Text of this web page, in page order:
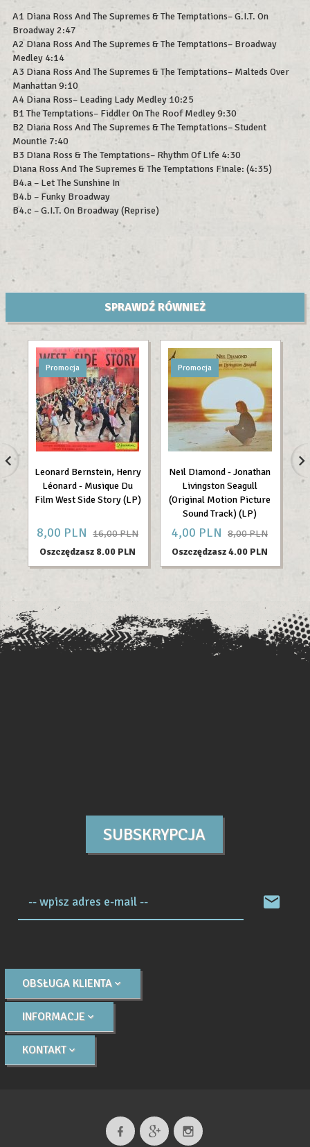
A1 Diana Ross And The Supremes & The Temptations– G.I.T. On
Broadway 2:47
A2 Diana Ross And The Supremes & The Temptations– Broadway
Medley 4:14
A3 Diana Ross And The Supremes & The Temptations– Malteds Over
Manhattan 9:10
A4 Diana Ross– Leading Lady Medley 10:25
B1 The Temptations– Fiddler On The Roof Medley 9:30
B2 Diana Ross And The Supremes & The Temptations– Student
Mountie 7:40
B3 Diana Ross & The Temptations– Rhythm Of Life 4:30
Diana Ross And The Supremes & The Temptations Finale: (4:35)
B4.a – Let The Sunshine In
B4.b – Funky Broadway
B4.c – G.I.T. On Broadway (Reprise)
SPRAWDŹ RÓWNIEŻ
Promocja
Leonard Bernstein, Henry
Léonard - Musique Du
Film West Side Story (LP)
8,00 PLN 16,00 PLN
Oszczędzasz 8.00 PLN
Promocja
Neil Diamond - Jonathan
Livingston Seagull
(Original Motion Picture
Sound Track) (LP)
4,00 PLN 8,00 PLN
Oszczędzasz 4.00 PLN
SUBSKRYPCJA
-- wpisz adres e-mail --
OBSŁUGA KLIENTA
INFORMACJE
KONTAKT